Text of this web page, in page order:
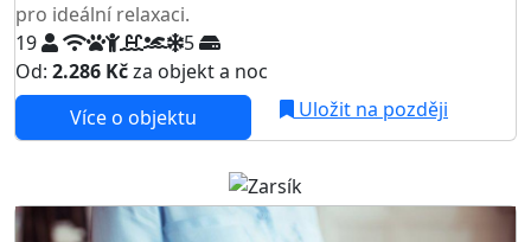
pro ideální relaxaci.
19
5
Od: 2.286 Kčza objekt a noc
Více o objektu Uložit na později